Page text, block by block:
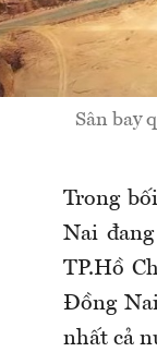
Sân bay
Trong
Nai
TP.Hồ
Đồng
nhất cả